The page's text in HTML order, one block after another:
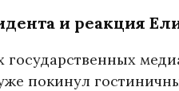
и реакция
покинул